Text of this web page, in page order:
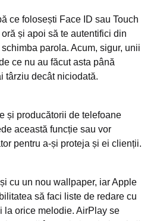
ce folosești Face ID sau Touch
oră și apoi să te autentifici din
parola. Acum, sigur, unii
ce nu au făcut asta până
târziu decât niciodată.
și producătorii de telefoane
această funcție sau vor
pentru a-și proteja și ei clienții.
cu un nou wallpaper, iar Apple
să faci liste de redare cu
la orice melodie. AirPlay se